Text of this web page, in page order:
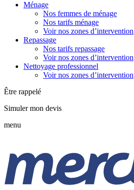
Ménage
Nos femmes de ménage
Nos tarifs ménage
Voir nos zones d’intervention
Repassage
Nos tarifs repassage
Voir nos zones d’intervention
Nettoyage professionnel
Voir nos zones d’intervention
Être rappelé
Simuler mon devis
menu